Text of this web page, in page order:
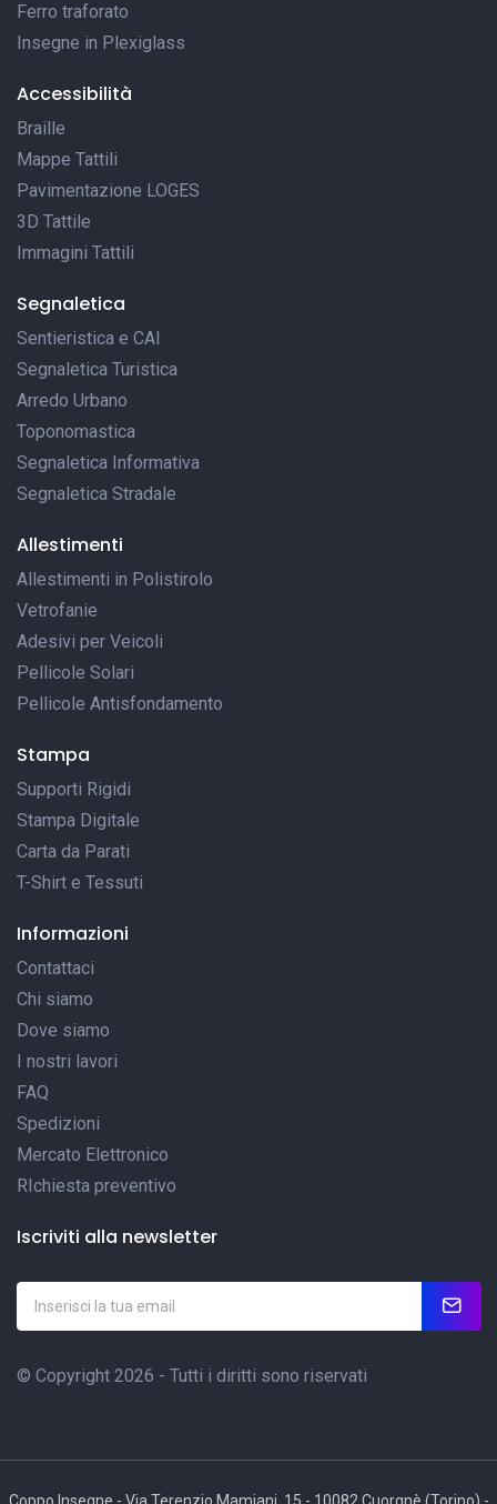
Ferro traforato
Insegne in Plexiglass
Accessibilità
Braille
Mappe Tattili
Pavimentazione LOGES
3D Tattile
Immagini Tattili
Segnaletica
Sentieristica e CAI
Segnaletica Turistica
Arredo Urbano
Toponomastica
Segnaletica Informativa
Segnaletica Stradale
Allestimenti
Allestimenti in Polistirolo
Vetrofanie
Adesivi per Veicoli
Pellicole Solari
Pellicole Antisfondamento
Stampa
Supporti Rigidi
Stampa Digitale
Carta da Parati
T-Shirt e Tessuti
Informazioni
Contattaci
Chi siamo
Dove siamo
I nostri lavori
FAQ
Spedizioni
Mercato Elettronico
RIchiesta preventivo
Iscriviti alla newsletter
© Copyright 2026 - Tutti i diritti sono riservati